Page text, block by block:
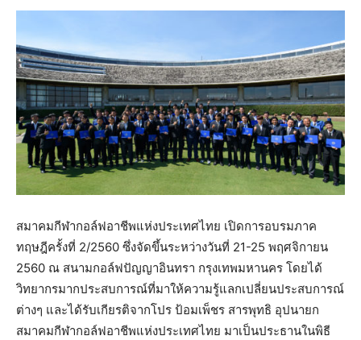
สมาคมกีฬากอล์ฟอาชีพแห่งประเทศไทย เปิดการอบรมภาค
ทฤษฎีครั้งที่ 2/2560 ซึ่งจัดขึ้นระหว่างวันที่ 21-25 พฤศจิกายน
2560 ณ สนามกอล์ฟปัญญาอินทรา กรุงเทพมหานคร โดยได้
วิทยากรมากประสบการณ์ที่มาให้ความรู้แลกเปลี่ยนประสบการณ์
ต่างๆ และได้รับเกียรติจากโปร ป้อมเพ็ชร สารพุทธิ อุปนายก
สมาคมกีฬากอล์ฟอาชีพแห่งประเทศไทย มาเป็นประธานในพิธี